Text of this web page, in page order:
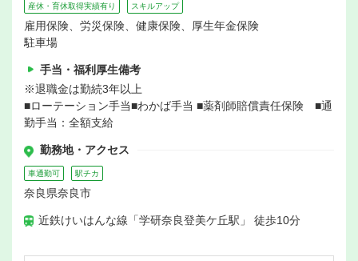
産休・育休取得実績有り スキルアップ
雇用保険、労災保険、健康保険、厚生年金保険
駐車場
手当・福利厚生備考
※退職金は勤続3年以上
■ローテーション手当■わかば手当 ■薬剤師賠償責任保険 ■通
勤手当：全額支給
勤務地・アクセス
車通勤可 駅チカ
奈良県奈良市
近鉄けいはんな線「学研奈良登美ケ丘駅」 徒歩10分